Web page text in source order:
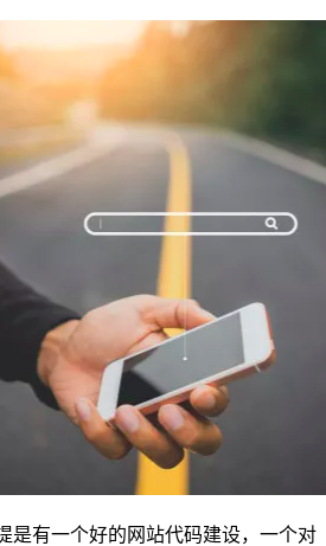
有一个好的网站代码建设，一个对